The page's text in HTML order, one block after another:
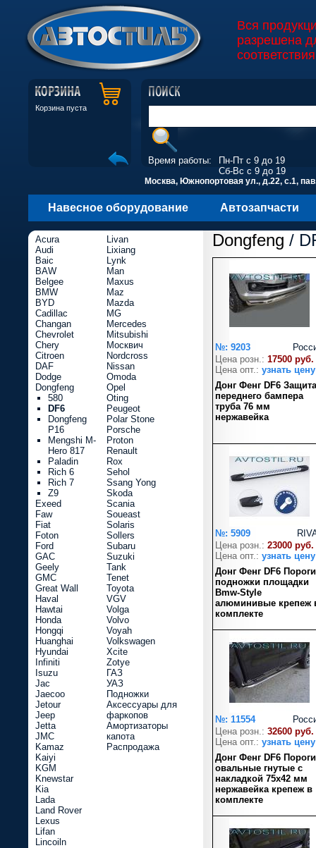
Вся
разрешена
Корзина пуста
Время работы:
Пн-Пт с 9 до 19
Сб-Вс с 9 до 19
Москва, Южнопортовая ул., д.22, с.1,
Навесное оборудование Автозапчасти
Dongfeng /
№: 9203
Цена розн.: 17500 руб.
Цена опт.: узнать цену
Донг Фенг DF6 Защита
переднего бампера
труба 76 мм
нержавейка
№: 5909
Цена розн.: 23000 руб.
Цена опт.: узнать цену
Донг Фенг DF6 Пороги
подножки площадки
Bmw-Style
алюминивые крепеж
комплекте
№: 11554
Цена розн.: 32600 руб.
Цена опт.: узнать цену
Донг Фенг DF6 Пороги
овальные гнутые с
накладкой 75х42 мм
нержавейка крепеж в
комплекте
Acura
Audi
Baic
BAW
Belgee
BMW
BYD
Cadillac
Changan
Chevrolet
Chery
Citroen
DAF
Dodge
Dongfeng
580
DF6
Dongfeng
P16
Mengshi M-
Hero 817
Paladin
Rich 6
Rich 7
Z9
Exeed
Faw
Fiat
Foton
Ford
GAC
Geely
GMC
Great Wall
Haval
Hawtai
Honda
Hongqi
Huanghai
Hyundai
Infiniti
Isuzu
Jac
Jaecoo
Jetour
Jeep
Jetta
JMC
Kamaz
Kaiyi
KGM
Knewstar
Kia
Lada
Land Rover
Lexus
Lifan
Lincoiln
Livan
Lixiang
Lynk
Man
Maxus
Maz
Mazda
MG
Mercedes
Mitsubishi
Москвич
Nordcross
Nissan
Omoda
Opel
Oting
Peugeot
Polar Stone
Porsche
Proton
Renault
Rox
Sehol
Ssang Yong
Skoda
Scania
Soueast
Solaris
Sollers
Subaru
Suzuki
Tank
Tenet
Toyota
VGV
Volga
Volvo
Voyah
Volkswagen
Xcite
Zotye
ГАЗ
УАЗ
Подножки
Аксессуары для
фаркопов
Амортизаторы
капота
Распродажа